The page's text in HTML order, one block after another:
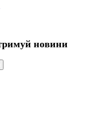
новини